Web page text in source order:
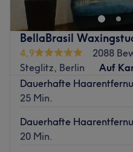
BellaBrasil
4,9
2088
Steglitz, Berlin
Auf
Dauerhafte
25 Min.
Dauerhafte
20 Min.